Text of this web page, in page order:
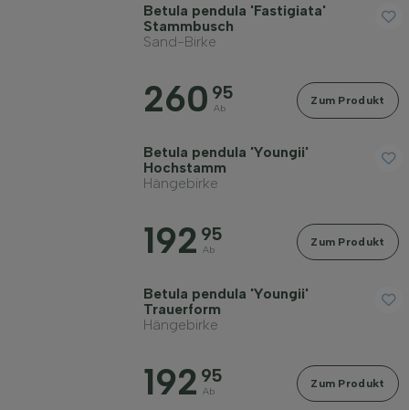
Betula pendula 'Fastigiata'
Stammbusch
Sand-Birke
260 95
Ab
Zum Produkt
Betula pendula 'Youngii'
Hochstamm
Hängebirke
192 95
Ab
Zum Produkt
Betula pendula 'Youngii'
Trauerform
Hängebirke
192 95
Ab
Zum Produkt